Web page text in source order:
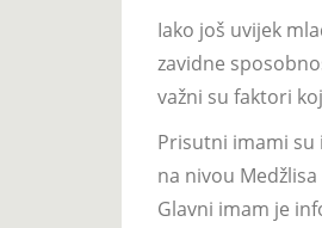
Iako još uvijek
zavidne
važni su faktori
Prisutni imami su
na nivou
Glavni imam je